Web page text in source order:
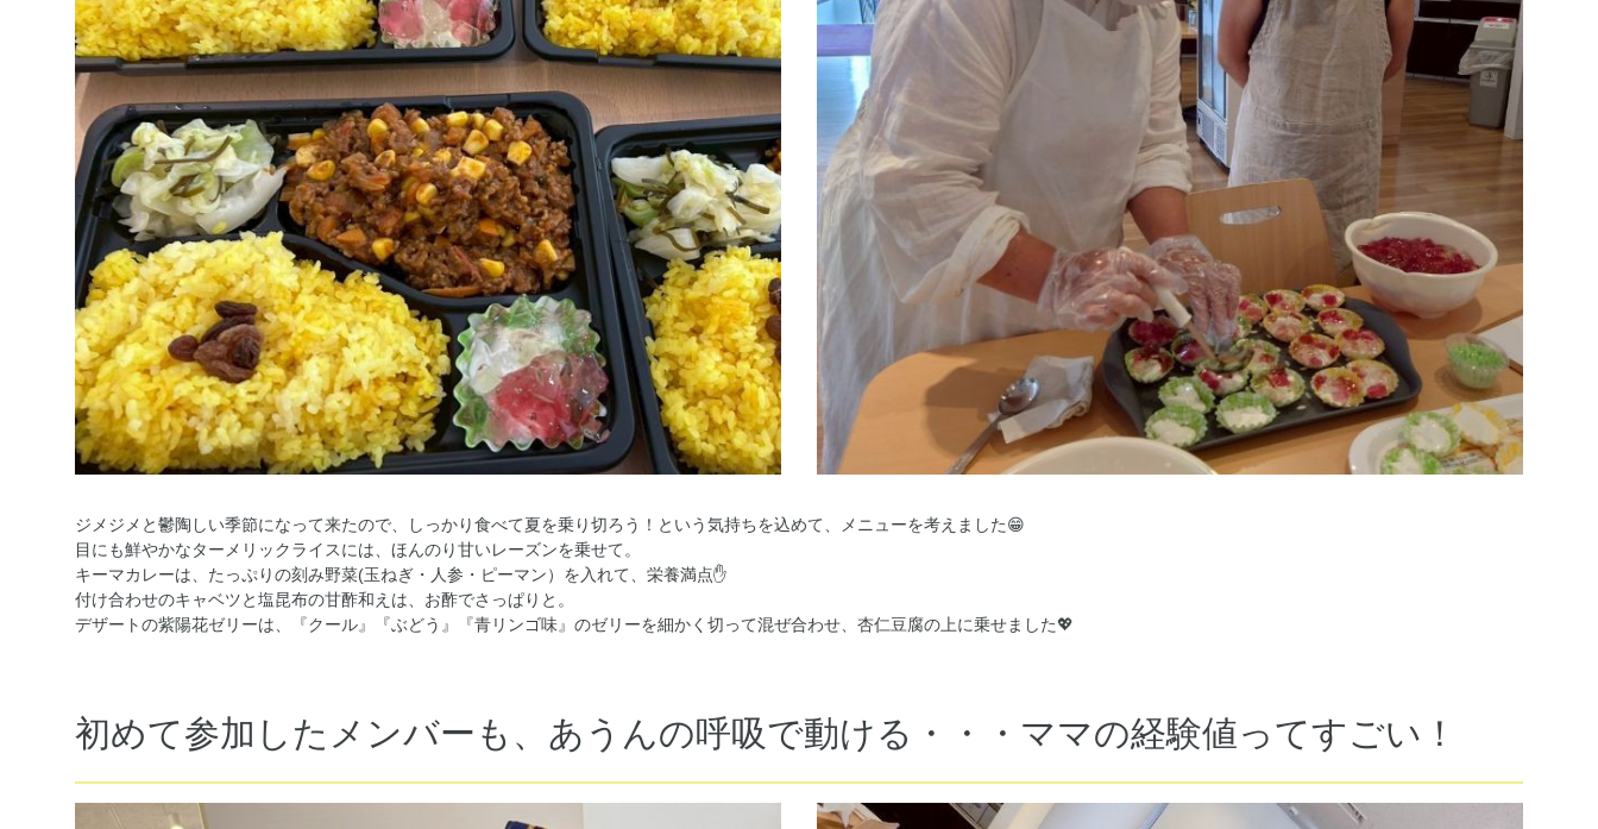
ジメジメと鬱陶しい季節になって来たので、しっかり食べて夏を乗り切ろう！という気持ちを込めて、メニューを考えました😁
目にも鮮やかなターメリックライスには、ほんのり甘いレーズンを乗せて。
キーマカレーは、たっぷりの刻み野菜(玉ねぎ・人参・ピーマン）を入れて、栄養満点✋
付け合わせのキャベツと塩昆布の甘酢和えは、お酢でさっぱりと。
デザートの紫陽花ゼリーは、『クール』『ぶどう』『青リンゴ味』のゼリーを細かく切って混ぜ合わせ、杏仁豆腐の上に乗せました💖
初めて参加したメンバーも、あうんの呼吸で動ける・・・ママの経験値ってすごい！